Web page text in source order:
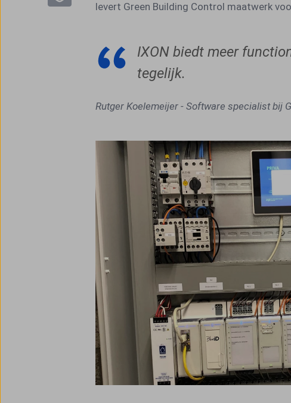
levert Green Building Control maatwerk
IXON biedt meer
tegelijk.
Rutger Koelemeijer - Software specialist bij